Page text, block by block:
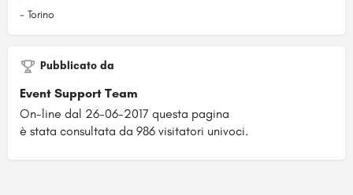
- Torino
Pubblicato da
Event Support Team
On-line dal 26-06-2017 questa pagina
è stata consultata da 986 visitatori univoci.